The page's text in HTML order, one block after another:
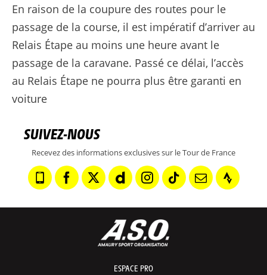
En raison de la coupure des routes pour le
passage de la course, il est impératif d’arriver au
Relais Étape au moins une heure avant le
passage de la caravane. Passé ce délai, l’accès
au Relais Étape ne pourra plus être garanti en
voiture
SUIVEZ-NOUS
Recevez des informations exclusives sur le Tour de France
ESPACE PRO